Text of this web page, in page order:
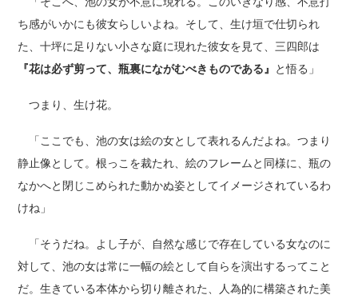
ち感がいかにも彼女らしいよね。そして、生け垣で仕切られ
た、十坪に足りない小さな庭に現れた彼女を見て、三四郎は
『花は必ず剪って、瓶裏にながむべきものである』 と悟る」
つまり、生け花。
「ここでも、池の女は絵の女として表れるんだよね。つまり
静止像として。根っこを裁たれ、絵のフレームと同様に、瓶の
なかへと閉じこめられた動かぬ姿としてイメージされているわ
けね」
「そうだね。よし子が、自然な感じで存在している女なのに
対して、池の女は常に一幅の絵として自らを演出するってこと
だ。生きている本体から切り離された、人為的に構築された美